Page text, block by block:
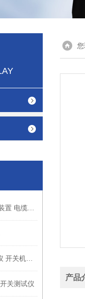
关测试仪
您
产品